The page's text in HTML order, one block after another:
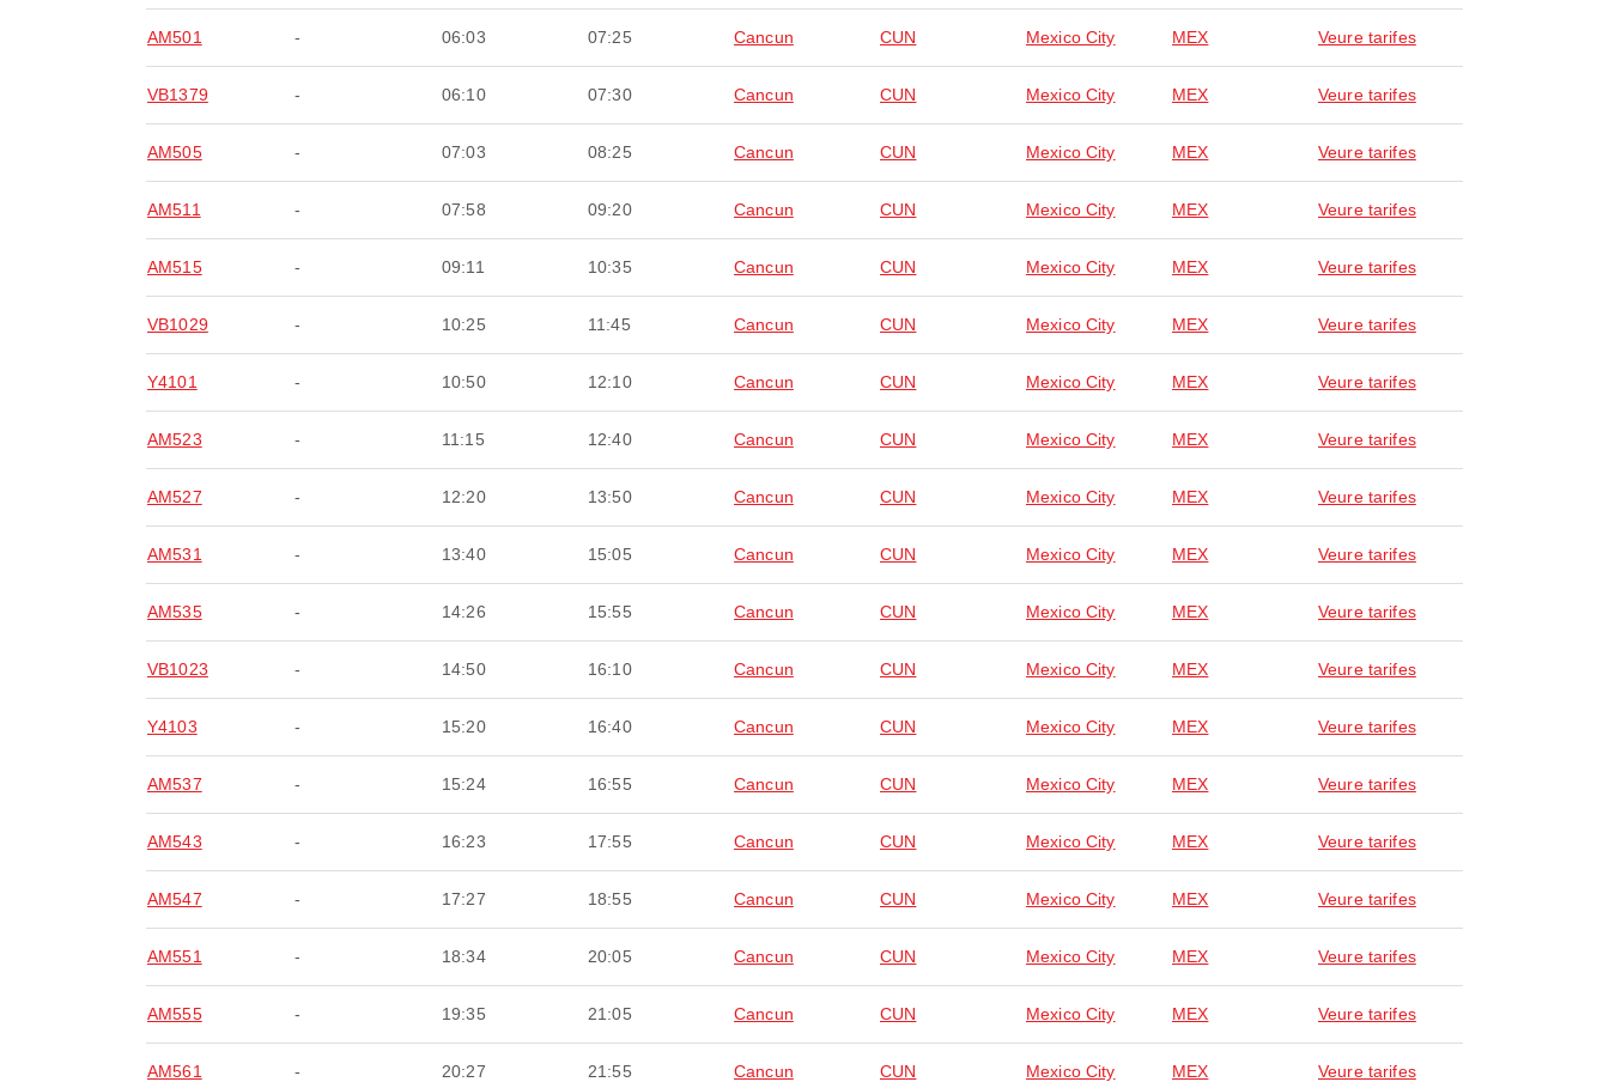
AM501 - 06:03 07:25 Cancun CUN Mexico City MEX Veure tarifes
VB1379 - 06:10 07:30 Cancun CUN Mexico City MEX Veure tarifes
AM505 - 07:03 08:25 Cancun CUN Mexico City MEX Veure tarifes
AM511 - 07:58 09:20 Cancun CUN Mexico City MEX Veure tarifes
AM515 - 09:11 10:35 Cancun CUN Mexico City MEX Veure tarifes
VB1029 - 10:25 11:45 Cancun CUN Mexico City MEX Veure tarifes
Y4101 - 10:50 12:10 Cancun CUN Mexico City MEX Veure tarifes
AM523 - 11:15 12:40 Cancun CUN Mexico City MEX Veure tarifes
AM527 - 12:20 13:50 Cancun CUN Mexico City MEX Veure tarifes
AM531 - 13:40 15:05 Cancun CUN Mexico City MEX Veure tarifes
AM535 - 14:26 15:55 Cancun CUN Mexico City MEX Veure tarifes
VB1023 - 14:50 16:10 Cancun CUN Mexico City MEX Veure tarifes
Y4103 - 15:20 16:40 Cancun CUN Mexico City MEX Veure tarifes
AM537 - 15:24 16:55 Cancun CUN Mexico City MEX Veure tarifes
AM543 - 16:23 17:55 Cancun CUN Mexico City MEX Veure tarifes
AM547 - 17:27 18:55 Cancun CUN Mexico City MEX Veure tarifes
AM551 - 18:34 20:05 Cancun CUN Mexico City MEX Veure tarifes
AM555 - 19:35 21:05 Cancun CUN Mexico City MEX Veure tarifes
AM561 - 20:27 21:55 Cancun CUN Mexico City MEX Veure tarifes